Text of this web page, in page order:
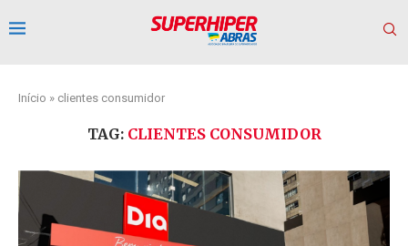
Início » clientes consumidor
TAG: CLIENTES CONSUMIDOR